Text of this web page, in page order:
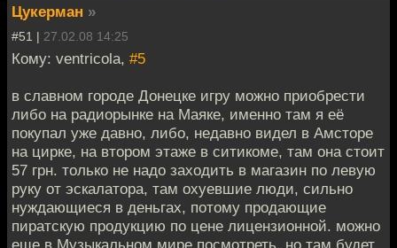
Цукерман »
#51 | 27.02.08 14:25
Кому: ventricola, #5
в славном городе Донецке игру можно приобрести
либо на радиорынке на Маяке, именно там я её
покупал уже давно, либо, недавно видел в Амсторе
на цирке, на втором этаже в ситикоме, там она стоит
57 грн. только не надо заходить в магазин по левую
руку от эскалатора, там охуевшие люди, сильно
нуждающиеся в деньгах, потому продающие
пиратскую продукцию по цене лицензионной. можно
еще в Музыкальном мире посмотреть, но там будет